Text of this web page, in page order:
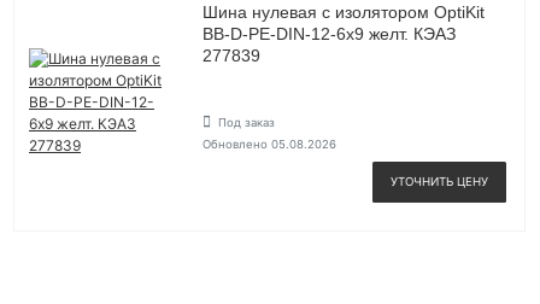
Шина нулевая с изолятором OptiKit
BB-D-PE-DIN-12-6х9 желт. КЭАЗ
277839
Под заказ
Обновлено 05.08.2026
УТОЧНИТЬ ЦЕНУ